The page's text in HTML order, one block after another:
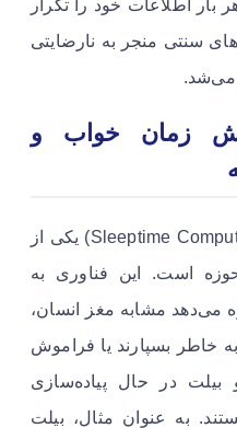
بار اطلاعات خود را تکرار
سنتی منجر به نارضایتی
می‌شد.
زمان خواب و
(Sleeptime Compute) یکی از
است. این فناوری به
مشابه مغز انسان،
خاطر بسپارند یا فراموش
بیلت در حال پیاده‌سازی
به عنوان مثال، بیلت